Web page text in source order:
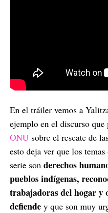
En el tráiler vemos a
ejemplo en el discurso
ONU sobre el rescate de
esto deja ver que los
serie son derechos
pueblos indígenas,
trabajadoras del hogar y
defiende y que son muy